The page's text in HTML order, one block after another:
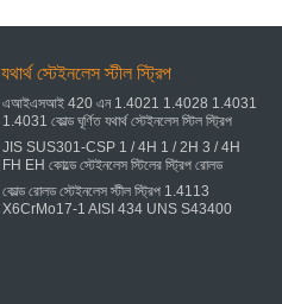
যথার্থ স্টেইনলেস স্টীল স্ট্রিপ
এআইএসআই 420 এন 1.4021 1.4028 1.4031
1.4031 কোল্ড ঘূর্ণিত যথার্থ স্টেইনলেস স্টিল স্ট্রিপ
JIS SUS301-CSP 1 / 4H 1 / 2H 3 / 4H
FH EH কোল্ডে স্টেইনলেস স্টিলের স্ট্রিপ রোলড
কোল্ড রোলড স্টেইনলেস স্টীল স্ট্রিপ 1.4113
X6CrMo17-1 AISI 434 UNS S43400